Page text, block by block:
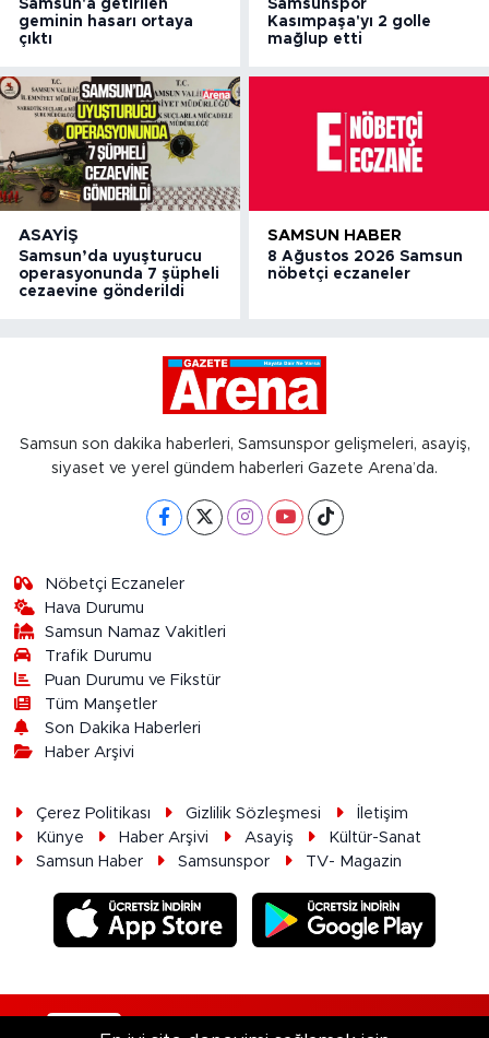
Samsun'a getirilen
geminin hasarı ortaya
çıktı
Samsunspor
Kasımpaşa'yı 2 golle
mağlup etti
ASAYIŞ
Samsun’da uyuşturucu
operasyonunda 7 şüpheli
cezaevine gönderildi
SAMSUN HABER
8 Ağustos 2026 Samsun
nöbetçi eczaneler
Samsun son dakika haberleri, Samsunspor gelişmeleri, asayiş,
siyaset ve yerel gündem haberleri Gazete Arena’da.
Nöbetçi Eczaneler
Hava Durumu
Samsun Namaz Vakitleri
Trafik Durumu
Puan Durumu ve Fikstür
Tüm Manşetler
Son Dakika Haberleri
Haber Arşivi
Çerez Politikası Gizlilik Sözleşmesi
İletişim
Künye
Haber Arşivi Asayiş
Kültür-Sanat
Samsun Haber
Samsunspor TV- Magazin